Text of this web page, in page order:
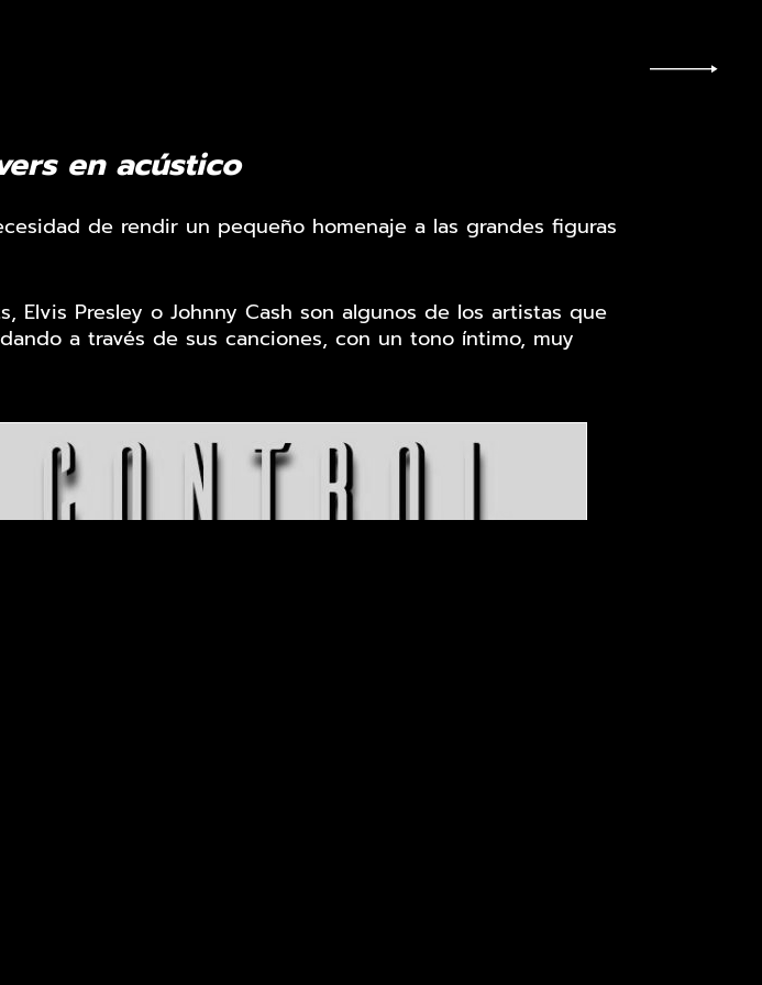
en acústico
de rendir un pequeño homenaje a las grandes figuras
Elvis Presley o Johnny Cash son algunos de los artistas que
a través de sus canciones, con un tono íntimo, muy